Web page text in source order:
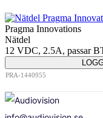
Pragma Innovations
Nätdel
12 VDC, 2.5A, passar
PRA-1440955